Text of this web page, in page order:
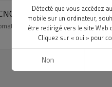
315MM-630MM (12"
adaptée au soudage de
Détecté que vous accédez
mobile sur un ordinateur,
être redirigé vers le site Web
Cliquez sur « oui » pour
Non